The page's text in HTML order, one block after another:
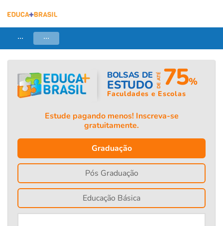
... ...
BOLSAS DE
ESTUDO DE ATÉ 75%
Faculdades e Escolas
Estude pagando menos! Inscreva-se
gratuitamente.
Graduação
Pós Graduação
Educação Básica